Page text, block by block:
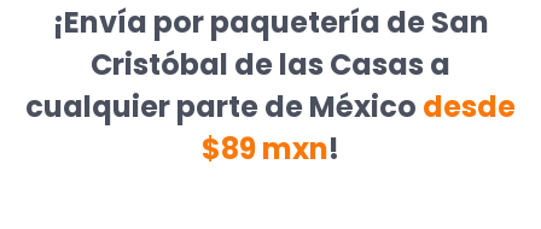
¡Envía por paquetería de San
Cristóbal de las Casas a
cualquier parte de México desde
$89 mxn!